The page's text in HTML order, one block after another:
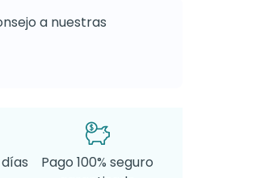
a nuestras
Pago 100% seguro